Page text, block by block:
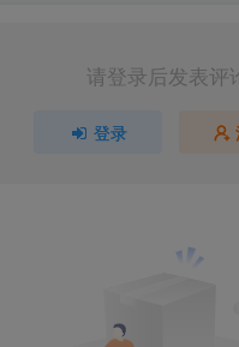
请登录后发表评
登录